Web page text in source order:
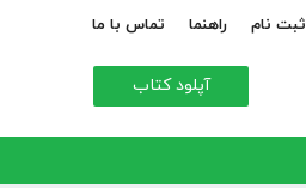
ثبت نام راهنما تماس با ما
آپلود کتاب